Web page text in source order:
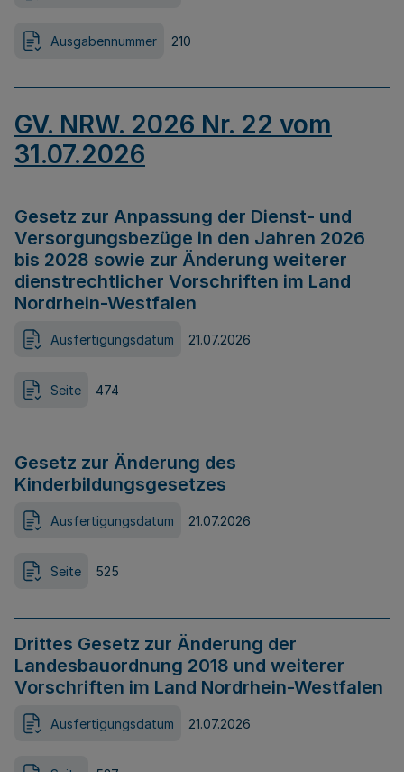
Ausgabennummer 210
GV. NRW. 2026 Nr. 22 vom
31.07.2026
Gesetz zur Anpassung der Dienst- und
Versorgungsbezüge in den Jahren 2026
bis 2028 sowie zur Änderung weiterer
dienstrechtlicher Vorschriften im Land
Nordrhein-Westfalen
Ausfertigungsdatum 21.07.2026
Seite 474
Gesetz zur Änderung des
Kinderbildungsgesetzes
Ausfertigungsdatum 21.07.2026
Seite 525
Drittes Gesetz zur Änderung der
Landesbauordnung 2018 und weiterer
Vorschriften im Land Nordrhein-Westfalen
Ausfertigungsdatum 21.07.2026